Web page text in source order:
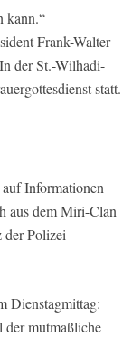
kann.“
Frank-Walter
der St.-Wilhadi-
statt.
Informationen
aus dem Miri-Clan
der Polizei
Dienstagmittag:
mutmaßliche